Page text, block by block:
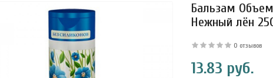
Бальзам
Нежный лён
0 отзывов
13.83 руб.